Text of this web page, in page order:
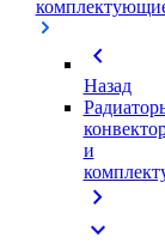
chevron_left
Назад
и
chevron_right
expand_more